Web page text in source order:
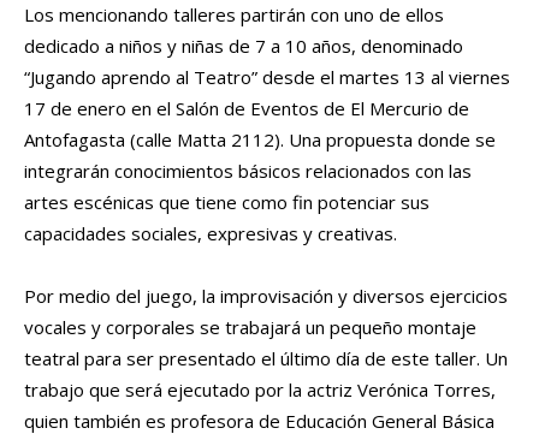
Los mencionando talleres partirán con uno de ellos
dedicado a niños y niñas de 7 a 10 años, denominado
“Jugando aprendo al Teatro” desde el martes 13 al viernes
17 de enero en el Salón de Eventos de El Mercurio de
Antofagasta (calle Matta 2112). Una propuesta donde se
integrarán conocimientos básicos relacionados con las
artes escénicas que tiene como fin potenciar sus
capacidades sociales, expresivas y creativas.
Por medio del juego, la improvisación y diversos ejercicios
vocales y corporales se trabajará un pequeño montaje
teatral para ser presentado el último día de este taller. Un
trabajo que será ejecutado por la actriz Verónica Torres,
quien también es profesora de Educación General Básica